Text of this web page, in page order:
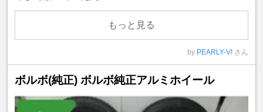
もっと見る
by PEARLY-V! さん
ボルボ(純正) ボルボ純正アルミホイール